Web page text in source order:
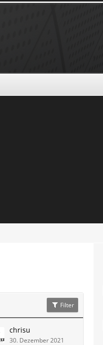
Filter
chrisu
30. Dezember 2021